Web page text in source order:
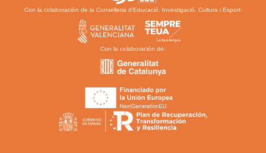
Con la colaboración de la Conselleria d’Educació, Investigació, Cultura i Esport:
Con la colaboración de: